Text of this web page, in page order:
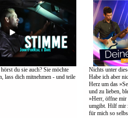
du sie auch? Sie möchte
lass dich mitnehmen - und teile
Nichts unter
Habe ich aber
Herz um das
und zu lieben,
»Herr, öffne mir
umgibt. Hilf mir
für mich so